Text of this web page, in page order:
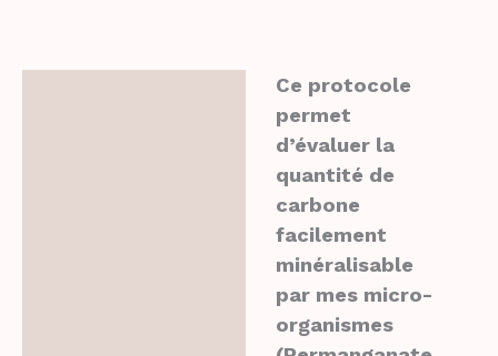
Ce protocole
permet
d’évaluer la
quantité de
carbone
facilement
minéralisable
par mes micro-
organismes